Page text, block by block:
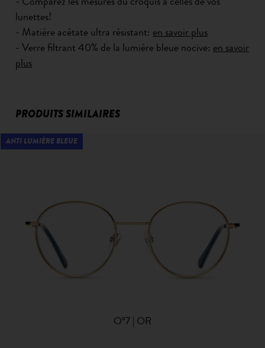
lunettes!
- Matière acétate ultra résistant: en savoir plus
- Verre filtrant 40% de la lumière bleue nocive: en savoir
plus
PRODUITS SIMILAIRES
ANTI LUMIÈRE BLEUE
O°7 | OR